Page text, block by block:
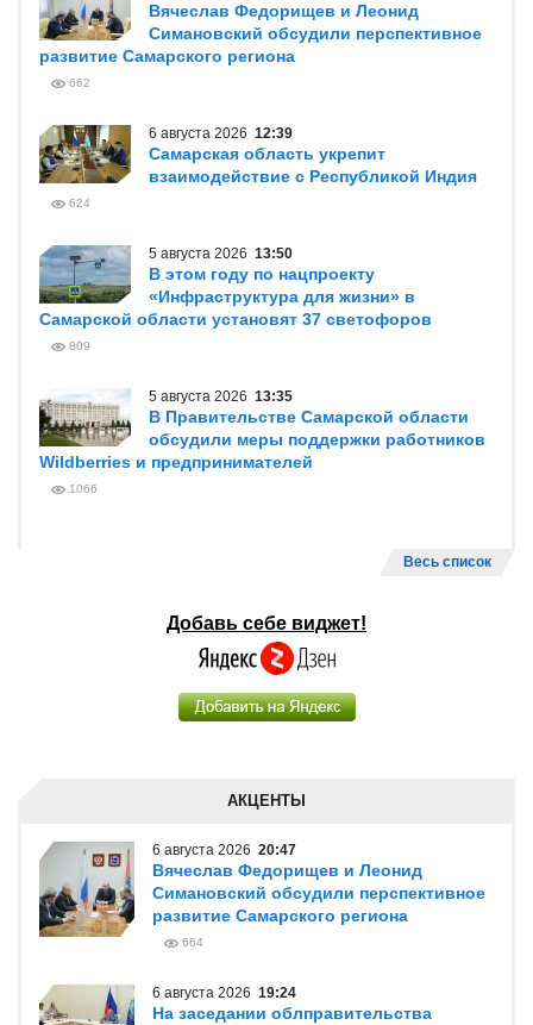
Вячеслав Федорищев и Леонид
Симановский обсудили перспективное
развитие Самарского региона
662
6 августа 2026 12:39
Самарская область укрепит
взаимодействие с Республикой Индия
624
5 августа 2026 13:50
В этом году по нацпроекту
«Инфраструктура для жизни» в
Самарской области установят 37 светофоров
809
5 августа 2026 13:35
В Правительстве Самарской области
обсудили меры поддержки работников
Wildberries и предпринимателей
1066
Весь список
Добавь себе виджет!
АКЦЕНТЫ
6 августа 2026 20:47
Вячеслав Федорищев и Леонид
Симановский обсудили перспективное
развитие Самарского региона
664
6 августа 2026 19:24
На заседании облправительства